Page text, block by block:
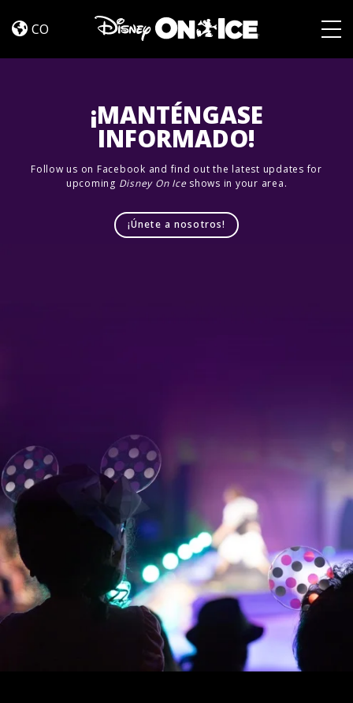
In
Stars
CO
¡MANTÉNGASE
INFORMADO!
Follow us on Facebook and find out the latest updates for
upcoming Disney On Iceshows in your area.
¡Únete a nosotros!